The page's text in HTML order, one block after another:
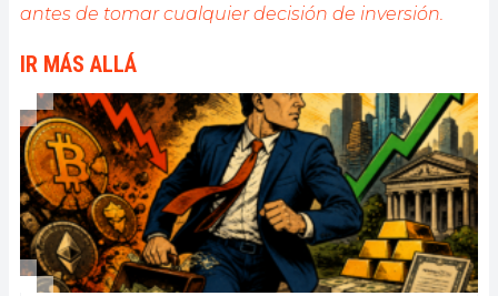
antes de tomar cualquier decisión de inversión.
IR MÁS ALLÁ